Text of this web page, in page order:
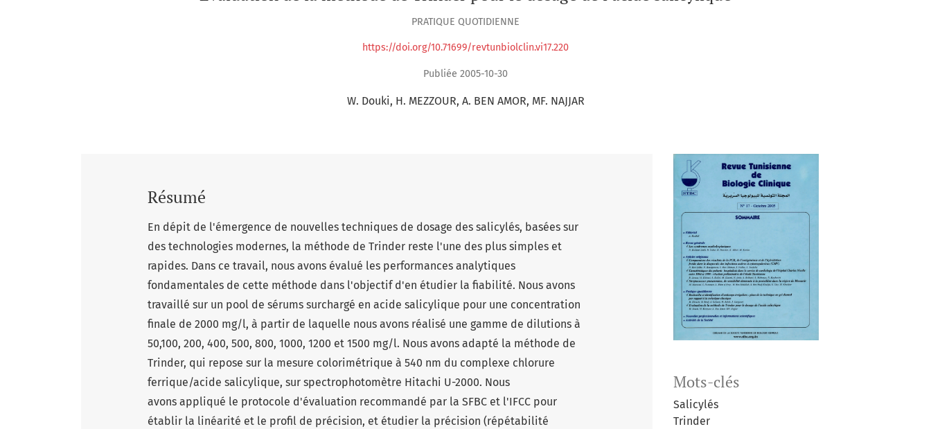
PRATIQUE QUOTIDIENNE
https://doi.org/10.71699/revtunbiolclin.vi17.220
Publiée 2005-10-30
W. Douki H. MEZZOUR A. BEN AMOR MF. NAJJAR
Mots-clés
Salicylés
Trinder
Résumé
En dépit de l'émergence de nouvelles techniques de dosage des salicylés, basées sur
des technologies modernes, la méthode de Trinder reste l'une des plus simples et
rapides. Dans ce travail, nous avons évalué les performances analytiques
fondamentales de cette méthode dans l'objectif d'en étudier la fiabilité. Nous avons
travaillé sur un pool de sérums surchargé en acide salicylique pour une concentration
finale de 2000 mg/l, à partir de laquelle nous avons réalisé une gamme de dilutions à
50,100, 200, 400, 500, 800, 1000, 1200 et 1500 mg/l. Nous avons adapté la méthode de
Trinder, qui repose sur la mesure colorimétrique à 540 nm du complexe chlorure
ferrique/acide salicylique, sur spectrophotomètre Hitachi U-2000. Nous
avons appliqué le protocole d'évaluation recommandé par la SFBC et l'IFCC pour
établir la linéarité et le profil de précision, et étudier la précision (répétabilité